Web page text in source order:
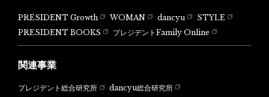
PRESIDENT Growth WOMAN dancyu
STYLE
PRESIDENT BOOKS
プレジデントFamily Online
関連事業
プレジデント総合研究所 dancyu総合研究所